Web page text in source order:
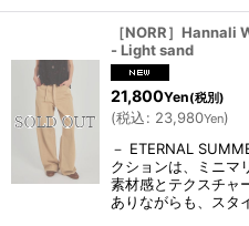
［NORR］Hannali
- Light sand
21,800Yen(税別)
(税込: 23,980Yen)
－ ETERNAL
クションは、ミニマ
素材感とテクスチャ
ありながらも、スタ